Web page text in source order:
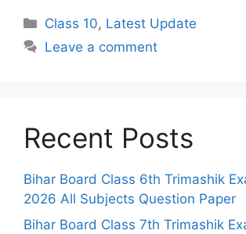
Categories
Class 10, Latest Update
Leave a comment
Recent Posts
Bihar Board Class 6th Trimashik
2026 All Subjects Question Paper
Bihar Board Class 7th Trimashik